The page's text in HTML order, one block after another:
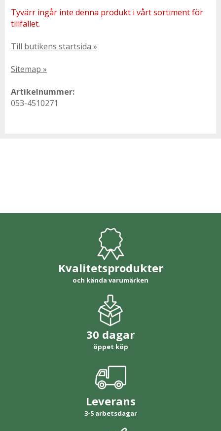
Tyvärr ingår inte denna produkt i vårt sortiment för
tillfället.
Till butikens startsida »
Sitemap »
Artikelnummer:
053-4510271
Kvalitetsprodukter
och kända varumärken
30 dagar
öppet köp
Leverans
3-5 arbetsdagar